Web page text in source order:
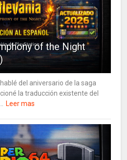
of the Night
del aniversario de la saga
la traducción existente del
Leer mas